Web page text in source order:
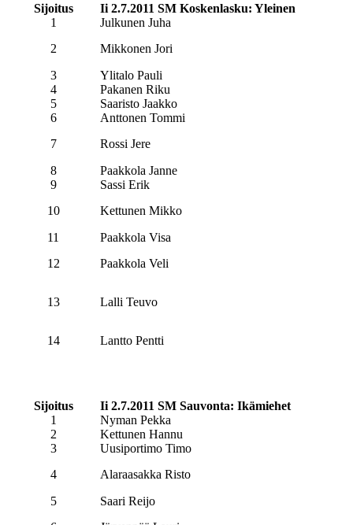
Sijoitus
Ii 2.7.2011 SM Koskenlasku: Yleinen
1
Julkunen Juha
2
Mikkonen Jori
3
Ylitalo Pauli
4
Pakanen Riku
5
Saaristo Jaakko
6
Anttonen Tommi
7
Rossi Jere
8
Paakkola Janne
9
Sassi Erik
10
Kettunen Mikko
11
Paakkola Visa
12
Paakkola Veli
13 Lalli Teuvo
14 Lantto Pentti
Sijoitus
Ii 2.7.2011 SM Sauvonta: Ikämiehet
1
Nyman Pekka
2
Kettunen Hannu
3
Uusiportimo Timo
4
Alaraasakka Risto
5
Saari Reijo